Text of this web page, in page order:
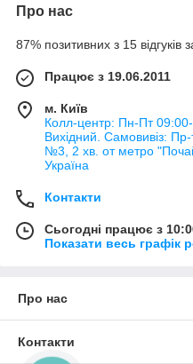
Про нас
87% позитивних з 15 відгуків
Працює з 19.06.2011
м. Київ
Колл-центр: Пн-Пт
Вихідний. Самовивіз:
№3, 2 хв. от метро
Україна
Контакти
Сьогодні працює з
Показати весь графік
Про нас
Контакти